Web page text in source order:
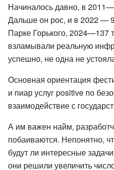
Начиналось давно, в
Дальше он рос, и в 2022 —
Парке Горького, 2024—137
взламывали реальную
успешно, не одна не
Основная ориентация
и пиар услуг positive по
взаимодействие с
А им важен найм,
побаиваются. Непонятно,
будут ли интересные
они решили увеличить